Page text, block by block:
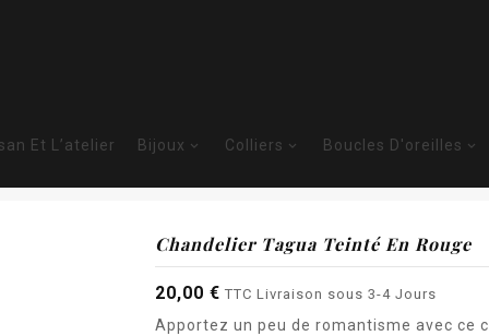
Et L’atelier 
Bijoux 
Colliers 
Boucles D'oreilles
Chandelier Tagua Teinté En Rouge
20,00 € TTC Livraison sous 3-4 Jours
Apportez un peu de romantisme avec ce